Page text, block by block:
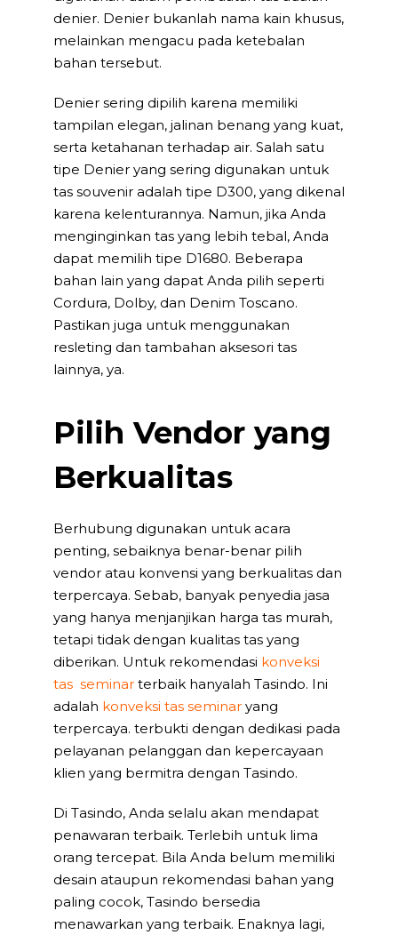
denier. Denier bukanlah nama kain khusus,
melainkan mengacu pada ketebalan
bahan tersebut.
Denier sering dipilih karena memiliki
tampilan elegan, jalinan benang yang kuat,
serta ketahanan terhadap air. Salah satu
tipe Denier yang sering digunakan untuk
tas souvenir adalah tipe D300, yang dikenal
karena kelenturannya. Namun, jika Anda
menginginkan tas yang lebih tebal, Anda
dapat memilih tipe D1680. Beberapa
bahan lain yang dapat Anda pilih seperti
Cordura, Dolby, dan Denim Toscano.
Pastikan juga untuk menggunakan
resleting dan tambahan aksesori tas
lainnya, ya.
Pilih Vendor yang
Berkualitas
Berhubung digunakan untuk acara
penting, sebaiknya benar-benar pilih
vendor atau konvensi yang berkualitas dan
terpercaya. Sebab, banyak penyedia jasa
yang hanya menjanjikan harga tas murah,
tetapi tidak dengan kualitas tas yang
diberikan. Untuk rekomendasi konveksi
tas seminar terbaik hanyalah Tasindo. Ini
adalah konveksi tas seminar yang
terpercaya. terbukti dengan dedikasi pada
pelayanan pelanggan dan kepercayaan
klien yang bermitra dengan Tasindo.
Di Tasindo, Anda selalu akan mendapat
penawaran terbaik. Terlebih untuk lima
orang tercepat. Bila Anda belum memiliki
desain ataupun rekomendasi bahan yang
paling cocok, Tasindo bersedia
menawarkan yang terbaik. Enaknya lagi,